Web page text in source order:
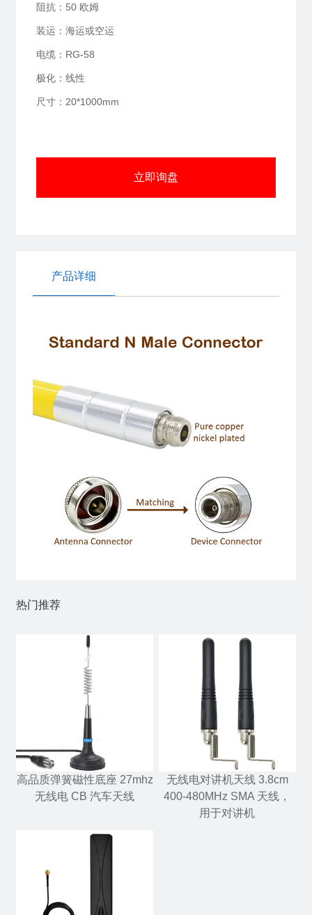
阻抗：50 欧姆
装运：海运或空运
电缆：RG-58
极化：线性
尺寸：20*1000mm
立即询盘
产品详细
热门推荐
高品质弹簧磁性底座 27mhz
无线电 CB 汽车天线
无线电对讲机天线 3.8cm
400-480MHz SMA 天线，
用于对讲机